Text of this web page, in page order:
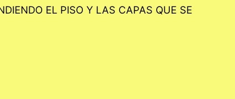
EL PISO Y LAS CAPAS QUE SE